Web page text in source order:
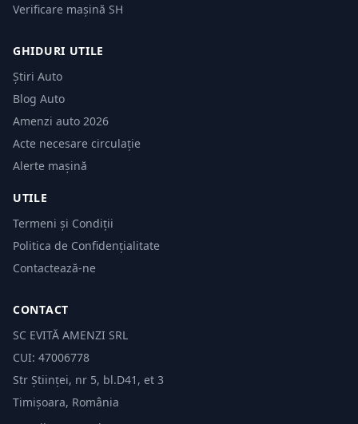
Verificare mașină SH
GHIDURI UTILE
Știri Auto
Blog Auto
Amenzi auto 2026
Acte necesare circulație
Alerte mașină
UTILE
Termeni și Condiții
Politica de Confidențialitate
Contactează-ne
CONTACT
SC EVITĂ AMENZI SRL
CUI: 47006778
Str Științei, nr 5, bl.D41, et 3
Timișoara, România